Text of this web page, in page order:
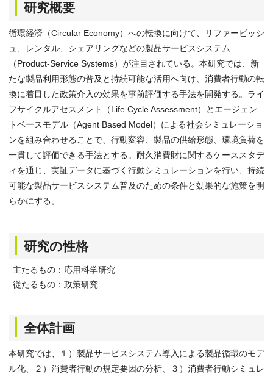
研究概要
循環経済（Circular Economy）への転換に向けて、リファービッシ
ュ、レンタル、シェアリングなどの製品サービスシステム
（Product-Service Systems）が注目されている。本研究では、新
たな製品利用形態の普及と持続可能な活用へ向け、消費者行動の転
換に着目した政策介入の効果を事前評価する手法を開発する。ライ
フサイクルアセスメント（Life Cycle Assessment）とエージェン
トベースモデル（Agent Based Model）による社会シミュレーショ
ンを組み合わせることで、行動変容、製品の供給形態、環境負荷を
一貫して評価できる手法とする。耐久消費財に関するケーススタデ
ィを通じ、実証データに基づく行動シミュレーションを行い、持続
可能な製品サービスシステム普及のための条件と効果的な施策を明
らかにする。
研究の性格
主たるもの：応用科学研究
従たるもの：政策研究
全体計画
本研究では、１）製品サービスシステム導入による製品循環のモデ
ル化、２）消費者行動の規定要因の分析、３）消費者行動シミュレ